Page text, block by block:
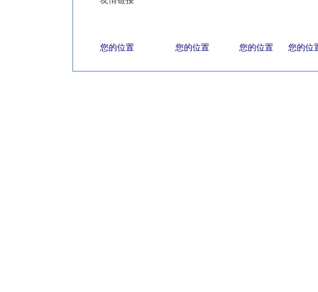
您的位置 您的位置 您的位置 您的位